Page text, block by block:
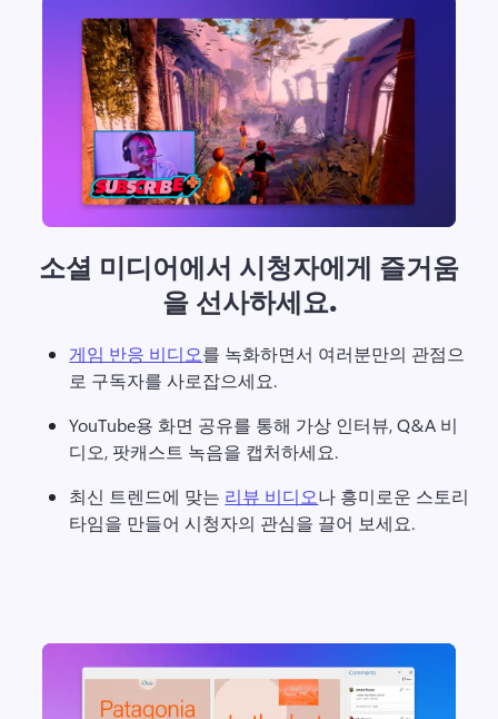
소셜 미디어에서 시청자에게 즐거움
을 선사하세요.
게임 반응 비디오를 녹화하면서 여러분만의 관점으
로 구독자를 사로잡으세요.
YouTube용 화면 공유를 통해 가상 인터뷰, Q&A 비
디오, 팟캐스트 녹음을 캡처하세요.
최신 트렌드에 맞는 리뷰 비디오나 흥미로운 스토리
타임을 만들어 시청자의 관심을 끌어 보세요.